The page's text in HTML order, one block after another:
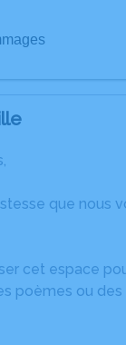
que nous
cet espace
poèmes ou